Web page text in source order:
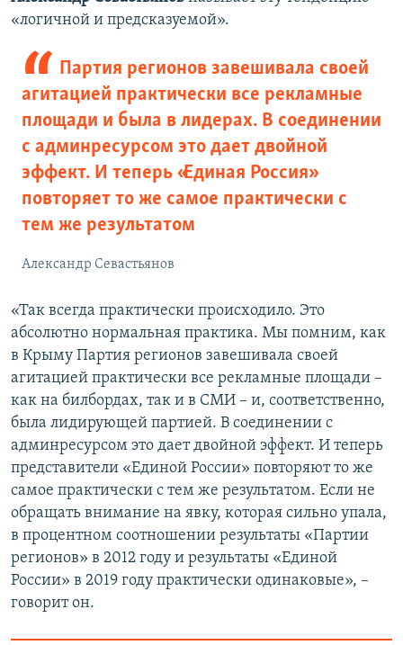
«логичной и предсказуемой».
Партия регионов завешивала своей
агитацией практически все рекламные
площади и была в лидерах. В соединении
с админресурсом это дает двойной
эффект. И теперь «Единая Россия»
повторяет то же самое практически с
тем же результатом
Александр Севастьянов
«Так всегда практически происходило. Это
абсолютно нормальная практика. Мы помним, как
в Крыму Партия регионов завешивала своей
агитацией практически все рекламные площади –
как на билбордах, так и в СМИ – и, соответственно,
была лидирующей партией. В соединении с
админресурсом это дает двойной эффект. И теперь
представители «Единой России» повторяют то же
самое практически с тем же результатом. Если не
обращать внимание на явку, которая сильно упала,
в процентном соотношении результаты «Партии
регионов» в 2012 году и результаты «Единой
России» в 2019 году практически одинаковые», –
говорит он.